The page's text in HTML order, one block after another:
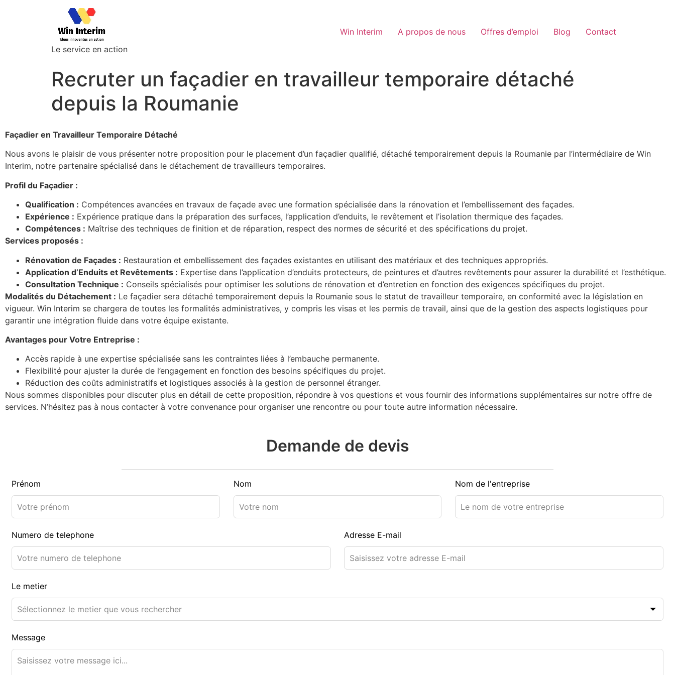
Le service en action
Win Interim A propos de nous Offres d’emploi Blog Contact
Recruter un façadier en travailleur temporaire détaché
depuis la Roumanie
Façadier en Travailleur Temporaire Détaché
Nous avons le plaisir de vous présenter notre proposition pour le placement d’un façadier qualifié, détaché temporairement depuis la Roumanie par l’intermédiaire de Win
Interim, notre partenaire spécialisé dans le détachement de travailleurs temporaires.
Profil du Façadier :
Qualification : Compétences avancées en travaux de façade avec une formation spécialisée dans la rénovation et l’embellissement des façades.
Expérience : Expérience pratique dans la préparation des surfaces, l’application d’enduits, le revêtement et l’isolation thermique des façades.
Compétences : Maîtrise des techniques de finition et de réparation, respect des normes de sécurité et des spécifications du projet.
Services proposés :
Rénovation de Façades : Restauration et embellissement des façades existantes en utilisant des matériaux et des techniques appropriés.
Application d’Enduits et Revêtements : Expertise dans l’application d’enduits protecteurs, de peintures et d’autres revêtements pour assurer la durabilité et l’esthétique.
Consultation Technique : Conseils spécialisés pour optimiser les solutions de rénovation et d’entretien en fonction des exigences spécifiques du projet.
Modalités du Détachement : Le façadier sera détaché temporairement depuis la Roumanie sous le statut de travailleur temporaire, en conformité avec la législation en
vigueur. Win Interim se chargera de toutes les formalités administratives, y compris les visas et les permis de travail, ainsi que de la gestion des aspects logistiques pour
garantir une intégration fluide dans votre équipe existante.
Avantages pour Votre Entreprise :
Accès rapide à une expertise spécialisée sans les contraintes liées à l’embauche permanente.
Flexibilité pour ajuster la durée de l’engagement en fonction des besoins spécifiques du projet.
Réduction des coûts administratifs et logistiques associés à la gestion de personnel étranger.
Nous sommes disponibles pour discuter plus en détail de cette proposition, répondre à vos questions et vous fournir des informations supplémentaires sur notre offre de
services. N’hésitez pas à nous contacter à votre convenance pour organiser une rencontre ou pour toute autre information nécessaire.
Demande de devis
Prénom Nom Nom de l'entreprise
Numero de telephone Adresse E-mail
Le metier
Message